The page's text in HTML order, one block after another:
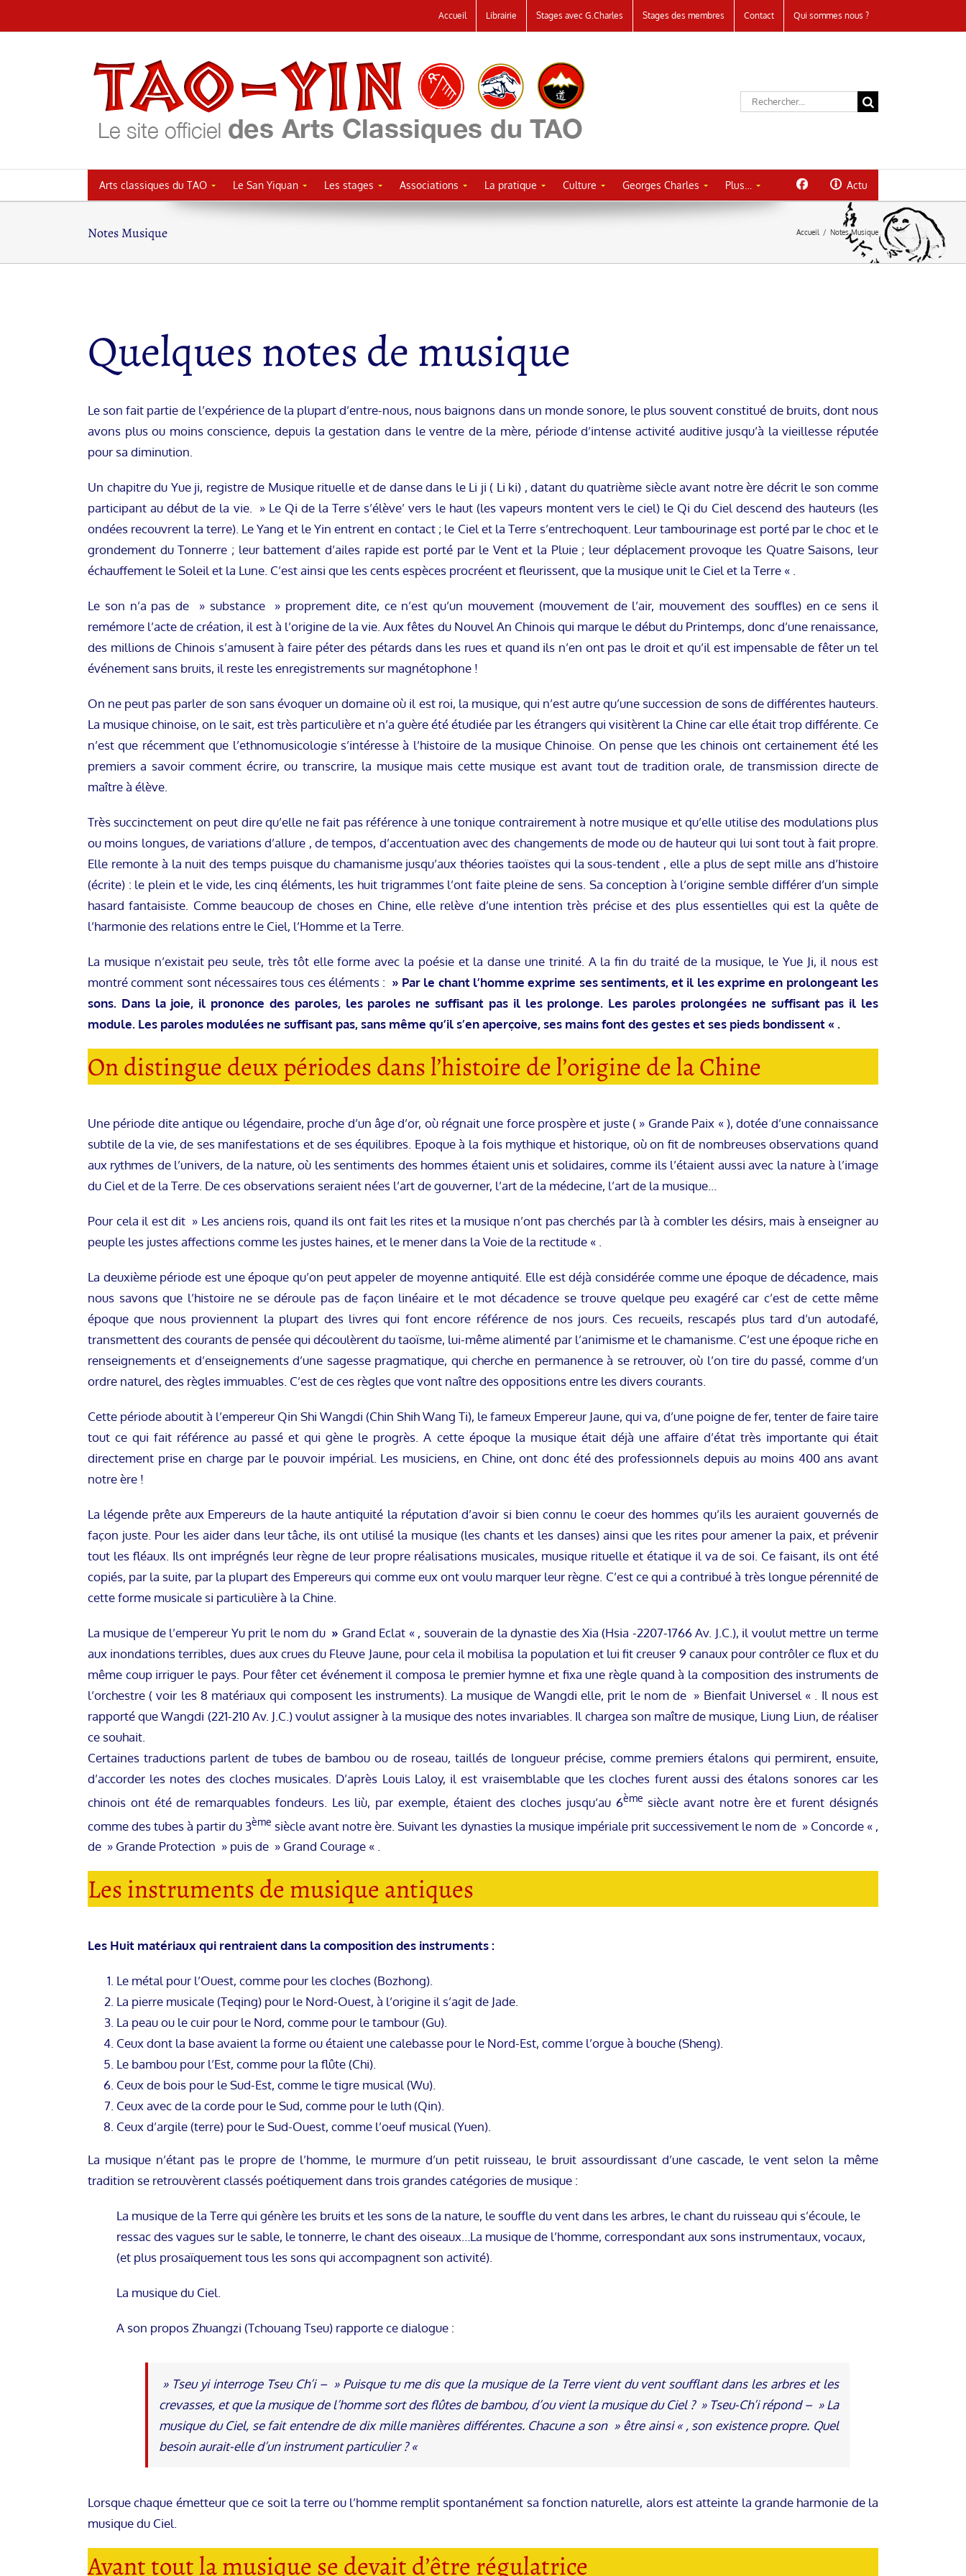
au
Accueil Librairie Stages avec G.Charles Stages des membres Contact Qui sommes nous ?
Rechercher:
Arts classiques du TAO Le San Yiquan Les stages Associations La pratique Culture Georges Charles Plus… Actu
Notes Musique Accueil / Notes Musique
Quelques notes de musique
Le son fait partie de l’expérience de la plupart d’entre-nous, nous baignons dans un monde sonore, le plus souvent constitué de bruits, dont nous
avons plus ou moins conscience, depuis la gestation dans le ventre de la mère, période d’intense activité auditive jusqu’à la vieillesse réputée
pour sa diminution.
Un chapitre du Yue ji, registre de Musique rituelle et de danse dans le Li ji ( Li ki) , datant du quatrième siècle avant notre ère décrit le son comme
participant au début de la vie. » Le Qi de la Terre s’élève’ vers le haut (les vapeurs montent vers le ciel) le Qi du Ciel descend des hauteurs (les
ondées recouvrent la terre). Le Yang et le Yin entrent en contact ; le Ciel et la Terre s’entrechoquent. Leur tambourinage est porté par le choc et le
grondement du Tonnerre ; leur battement d’ailes rapide est porté par le Vent et la Pluie ; leur déplacement provoque les Quatre Saisons, leur
échauffement le Soleil et la Lune. C’est ainsi que les cents espèces procréent et fleurissent, que la musique unit le Ciel et la Terre « .
Le son n’a pas de » substance » proprement dite, ce n’est qu’un mouvement (mouvement de l’air, mouvement des souffles) en ce sens il
remémore l’acte de création, il est à l’origine de la vie. Aux fêtes du Nouvel An Chinois qui marque le début du Printemps, donc d’une renaissance,
des millions de Chinois s’amusent à faire péter des pétards dans les rues et quand ils n’en ont pas le droit et qu’il est impensable de fêter un tel
événement sans bruits, il reste les enregistrements sur magnétophone !
On ne peut pas parler de son sans évoquer un domaine où il est roi, la musique, qui n’est autre qu’une succession de sons de différentes hauteurs.
La musique chinoise, on le sait, est très particulière et n’a guère été étudiée par les étrangers qui visitèrent la Chine car elle était trop différente. Ce
n’est que récemment que l’ethnomusicologie s’intéresse à l’histoire de la musique Chinoise. On pense que les chinois ont certainement été les
premiers a savoir comment écrire, ou transcrire, la musique mais cette musique est avant tout de tradition orale, de transmission directe de
maître à élève.
Très succinctement on peut dire qu’elle ne fait pas référence à une tonique contrairement à notre musique et qu’elle utilise des modulations plus
ou moins longues, de variations d’allure , de tempos, d’accentuation avec des changements de mode ou de hauteur qui lui sont tout à fait propre.
Elle remonte à la nuit des temps puisque du chamanisme jusqu’aux théories taoïstes qui la sous-tendent , elle a plus de sept mille ans d’histoire
(écrite) : le plein et le vide, les cinq éléments, les huit trigrammes l’ont faite pleine de sens. Sa conception à l’origine semble différer d’un simple
hasard fantaisiste. Comme beaucoup de choses en Chine, elle relève d’une intention très précise et des plus essentielles qui est la quête de
l’harmonie des relations entre le Ciel, l’Homme et la Terre.
La musique n’existait peu seule, très tôt elle forme avec la poésie et la danse une trinité. A la fin du traité de la musique, le Yue Ji, il nous est
montré comment sont nécessaires tous ces éléments : » Par le chant l’homme exprime ses sentiments, et il les exprime en prolongeant les
sons. Dans la joie, il prononce des paroles, les paroles ne suffisant pas il les prolonge. Les paroles prolongées ne suffisant pas il les
module. Les paroles modulées ne suffisant pas, sans même qu’il s’en aperçoive, ses mains font des gestes et ses pieds bondissent « .
On distingue deux périodes dans l’histoire de l’origine de la Chine
Une période dite antique ou légendaire, proche d’un âge d’or, où régnait une force prospère et juste ( » Grande Paix « ), dotée d’une connaissance
subtile de la vie, de ses manifestations et de ses équilibres. Epoque à la fois mythique et historique, où on fit de nombreuses observations quand
aux rythmes de l’univers, de la nature, où les sentiments des hommes étaient unis et solidaires, comme ils l’étaient aussi avec la nature à l’image
du Ciel et de la Terre. De ces observations seraient nées l’art de gouverner, l’art de la médecine, l’art de la musique…
Pour cela il est dit » Les anciens rois, quand ils ont fait les rites et la musique n’ont pas cherchés par là à combler les désirs, mais à enseigner au
peuple les justes affections comme les justes haines, et le mener dans la Voie de la rectitude « .
La deuxième période est une époque qu’on peut appeler de moyenne antiquité. Elle est déjà considérée comme une époque de décadence, mais
nous savons que l’histoire ne se déroule pas de façon linéaire et le mot décadence se trouve quelque peu exagéré car c’est de cette même
époque que nous proviennent la plupart des livres qui font encore référence de nos jours. Ces recueils, rescapés plus tard d’un autodafé,
transmettent des courants de pensée qui découlèrent du taoïsme, lui-même alimenté par l’animisme et le chamanisme. C’est une époque riche en
renseignements et d’enseignements d’une sagesse pragmatique, qui cherche en permanence à se retrouver, où l’on tire du passé, comme d’un
ordre naturel, des règles immuables. C’est de ces règles que vont naître des oppositions entre les divers courants.
Cette période aboutit à l’empereur Qin Shi Wangdi (Chin Shih Wang Ti), le fameux Empereur Jaune, qui va, d’une poigne de fer, tenter de faire taire
tout ce qui fait référence au passé et qui gène le progrès. A cette époque la musique était déjà une affaire d’état très importante qui était
directement prise en charge par le pouvoir impérial. Les musiciens, en Chine, ont donc été des professionnels depuis au moins 400 ans avant
notre ère !
La légende prête aux Empereurs de la haute antiquité la réputation d’avoir si bien connu le coeur des hommes qu’ils les auraient gouvernés de
façon juste. Pour les aider dans leur tâche, ils ont utilisé la musique (les chants et les danses) ainsi que les rites pour amener la paix, et prévenir
tout les fléaux. Ils ont imprégnés leur règne de leur propre réalisations musicales, musique rituelle et étatique il va de soi. Ce faisant, ils ont été
copiés, par la suite, par la plupart des Empereurs qui comme eux ont voulu marquer leur règne. C’est ce qui a contribué à très longue pérennité de
cette forme musicale si particulière à la Chine.
La musique de l’empereur Yu prit le nom du » Grand Eclat « , souverain de la dynastie des Xia (Hsia -2207-1766 Av. J.C.), il voulut mettre un terme
aux inondations terribles, dues aux crues du Fleuve Jaune, pour cela il mobilisa la population et lui fit creuser 9 canaux pour contrôler ce flux et du
même coup irriguer le pays. Pour fêter cet événement il composa le premier hymne et fixa une règle quand à la composition des instruments de
l’orchestre ( voir les 8 matériaux qui composent les instruments). La musique de Wangdi elle, prit le nom de » Bienfait Universel « . Il nous est
rapporté que Wangdi (221-210 Av. J.C.) voulut assigner à la musique des notes invariables. Il chargea son maître de musique, Liung Liun, de réaliser
ce souhait.
Certaines traductions parlent de tubes de bambou ou de roseau, taillés de longueur précise, comme premiers étalons qui permirent, ensuite,
d’accorder les notes des cloches musicales. D’après Louis Laloy, il est vraisemblable que les cloches furent aussi des étalons sonores car les
chinois ont été de remarquables fondeurs. Les liù, par exemple, étaient des cloches jusqu’au 6ème siècle avant notre ère et furent désignés
comme des tubes à partir du 3ème siècle avant notre ère. Suivant les dynasties la musique impériale prit successivement le nom de » Concorde « ,
de » Grande Protection » puis de » Grand Courage « .
Les instruments de musique antiques
Les Huit matériaux qui rentraient dans la composition des instruments :
Le métal pour l’Ouest, comme pour les cloches (Bozhong).
La pierre musicale (Teqing) pour le Nord-Ouest, à l’origine il s’agit de Jade.
La peau ou le cuir pour le Nord, comme pour le tambour (Gu).
Ceux dont la base avaient la forme ou étaient une calebasse pour le Nord-Est, comme l’orgue à bouche (Sheng).
Le bambou pour l’Est, comme pour la flûte (Chi).
Ceux de bois pour le Sud-Est, comme le tigre musical (Wu).
Ceux avec de la corde pour le Sud, comme pour le luth (Qin).
Ceux d’argile (terre) pour le Sud-Ouest, comme l’oeuf musical (Yuen).
La musique n’étant pas le propre de l’homme, le murmure d’un petit ruisseau, le bruit assourdissant d’une cascade, le vent selon la même
tradition se retrouvèrent classés poétiquement dans trois grandes catégories de musique :
La musique de la Terre qui génère les bruits et les sons de la nature, le souffle du vent dans les arbres, le chant du ruisseau qui s’écoule, le
ressac des vagues sur le sable, le tonnerre, le chant des oiseaux…La musique de l’homme, correspondant aux sons instrumentaux, vocaux,
(et plus prosaïquement tous les sons qui accompagnent son activité).
La musique du Ciel.
A son propos Zhuangzi (Tchouang Tseu) rapporte ce dialogue :
» Tseu yi interroge Tseu Ch’i – » Puisque tu me dis que la musique de la Terre vient du vent soufflant dans les arbres et les
crevasses, et que la musique de l’homme sort des flûtes de bambou, d’ou vient la musique du Ciel ? » Tseu-Ch’i répond – » La
musique du Ciel, se fait entendre de dix mille manières différentes. Chacune a son » être ainsi « , son existence propre. Quel
besoin aurait-elle d’un instrument particulier ? «
Lorsque chaque émetteur que ce soit la terre ou l’homme remplit spontanément sa fonction naturelle, alors est atteinte la grande harmonie de la
musique du Ciel.
Avant tout la musique se devait d’être régulatrice